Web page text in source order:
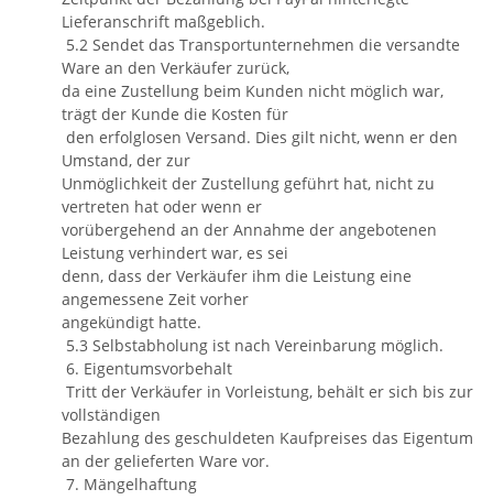
Lieferanschrift maßgeblich.
5.2 Sendet das Transportunternehmen die versandte
Ware an den Verkäufer zurück,
da eine Zustellung beim Kunden nicht möglich war,
trägt der Kunde die Kosten für
den erfolglosen Versand. Dies gilt nicht, wenn er den
Umstand, der zur
Unmöglichkeit der Zustellung geführt hat, nicht zu
vertreten hat oder wenn er
vorübergehend an der Annahme der angebotenen
Leistung verhindert war, es sei
denn, dass der Verkäufer ihm die Leistung eine
angemessene Zeit vorher
angekündigt hatte.
5.3 Selbstabholung ist nach Vereinbarung möglich.
6. Eigentumsvorbehalt
Tritt der Verkäufer in Vorleistung, behält er sich bis zur
vollständigen
Bezahlung des geschuldeten Kaufpreises das Eigentum
an der gelieferten Ware vor.
7. Mängelhaftung